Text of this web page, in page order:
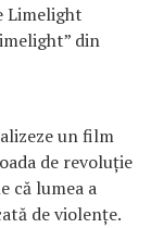
Limelight
din
un film
de revoluție
că lumea a
de violențe.